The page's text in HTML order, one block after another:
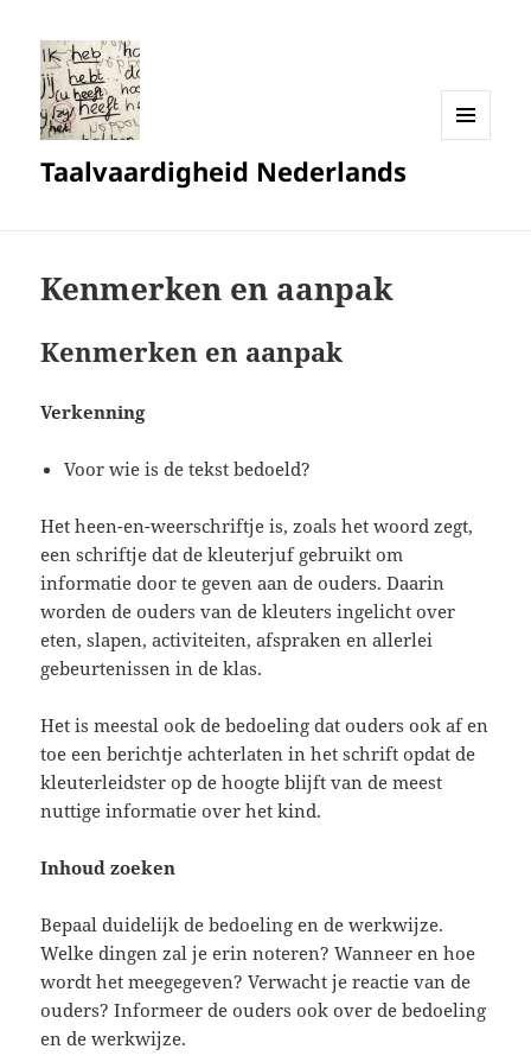
Taalvaardigheid Nederlands
Kenmerken en aanpak
Kenmerken en aanpak
Verkenning
Voor wie is de tekst bedoeld?
Het heen-en-weerschriftje is, zoals het woord zegt,
een schriftje dat de kleuterjuf gebruikt om
informatie door te geven aan de ouders. Daarin
worden de ouders van de kleuters ingelicht over
eten, slapen, activiteiten, afspraken en allerlei
gebeurtenissen in de klas.
Het is meestal ook de bedoeling dat ouders ook af en
toe een berichtje achterlaten in het schrift opdat de
kleuterleidster op de hoogte blijft van de meest
nuttige informatie over het kind.
Inhoud zoeken
Bepaal duidelijk de bedoeling en de werkwijze.
Welke dingen zal je erin noteren? Wanneer en hoe
wordt het meegegeven? Verwacht je reactie van de
ouders? Informeer de ouders ook over de bedoeling
en de werkwijze.